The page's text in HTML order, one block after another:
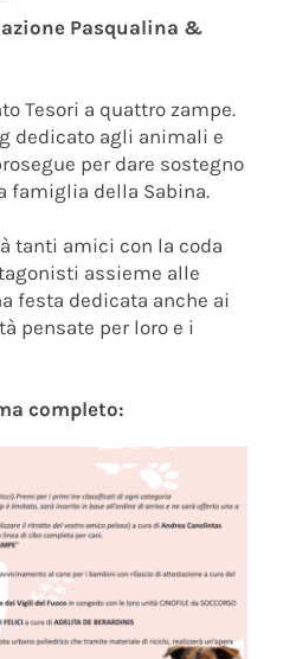
Pasqualina &
Tesori a quattro zampe.
dedicato agli animali e
per dare sostegno
famiglia della Sabina.
tanti amici con la coda
assieme alle
festa dedicata anche ai
pensate per loro e i
completo: